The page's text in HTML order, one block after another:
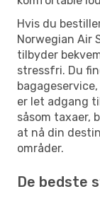
Hvis du
Norwegian Air
tilbyder
stressfri. Du
er let adgang
såsom taxaer,
at nå din
områder.
De bedste